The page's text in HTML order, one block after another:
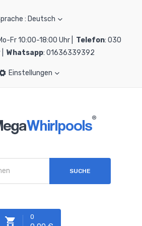
: Deutsch
Fr 10:00-18:00 Uhr | Telefon: 030
Whatsapp: 01636339392
Einstellungen
SUCHE
0